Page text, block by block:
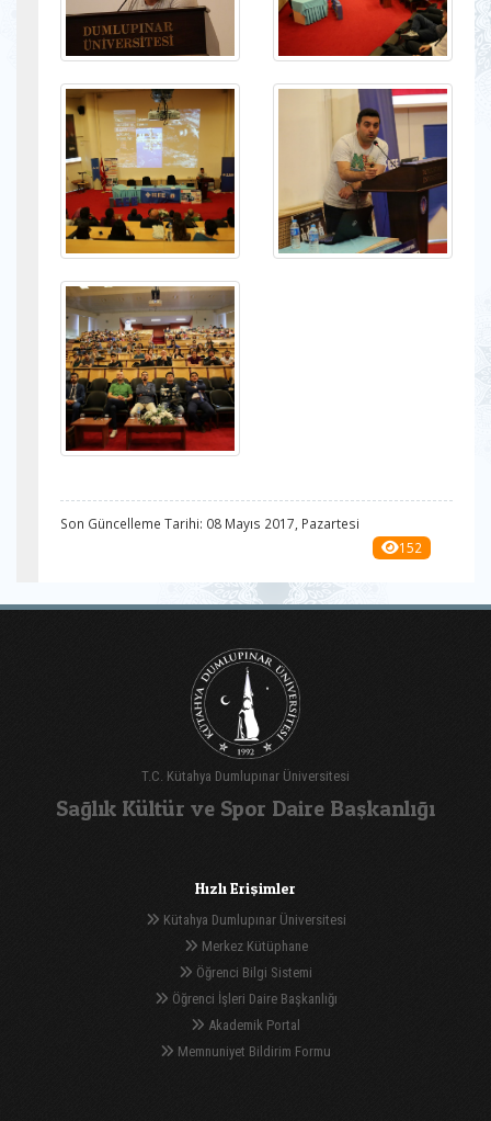
Son Güncelleme Tarihi: 08 Mayıs 2017, Pazartesi
152
T.C. Kütahya Dumlupınar Üniversitesi
Sağlık Kültür ve Spor Daire Başkanlığı
Hızlı Erişimler
Kütahya Dumlupınar Üniversitesi
Merkez Kütüphane
Öğrenci Bilgi Sistemi
Öğrenci İşleri Daire Başkanlığı
Akademik Portal
Memnuniyet Bildirim Formu